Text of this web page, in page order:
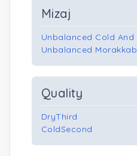
Mizaj
Unbalanced Cold And
Unbalanced
Quality
DryThird
ColdSecond